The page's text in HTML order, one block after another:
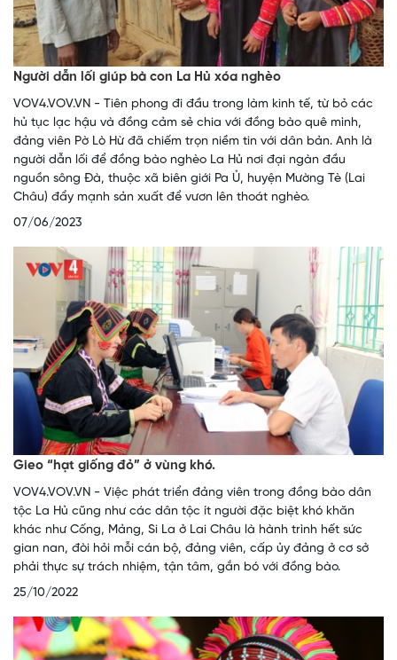
Người dẫn lối giúp bà con La Hủ xóa nghèo
VOV4.VOV.VN - Tiên phong đi đầu trong làm kinh tế, từ bỏ các
hủ tục lạc hậu và đồng cảm sẻ chia với đồng bào quê mình,
đảng viên Pờ Lò Hừ đã chiếm trọn niềm tin với dân bản. Anh là
người dẫn lối để đồng bào nghèo La Hủ nơi đại ngàn đầu
nguồn sông Đà, thuộc xã biên giới Pa Ủ, huyện Mường Tè (Lai
Châu) đẩy mạnh sản xuất để vươn lên thoát nghèo.
07/06/2023
Gieo “hạt giống đỏ” ở vùng khó.
VOV4.VOV.VN - Việc phát triển đảng viên trong đồng bào dân
tộc La Hủ cũng như các dân tộc ít người đặc biệt khó khăn
khác như Cống, Mảng, Si La ở Lai Châu là hành trình hết sức
gian nan, đòi hỏi mỗi cán bộ, đảng viên, cấp ủy đảng ở cơ sở
phải thực sự trách nhiệm, tận tâm, gắn bó với đồng bào.
25/10/2022